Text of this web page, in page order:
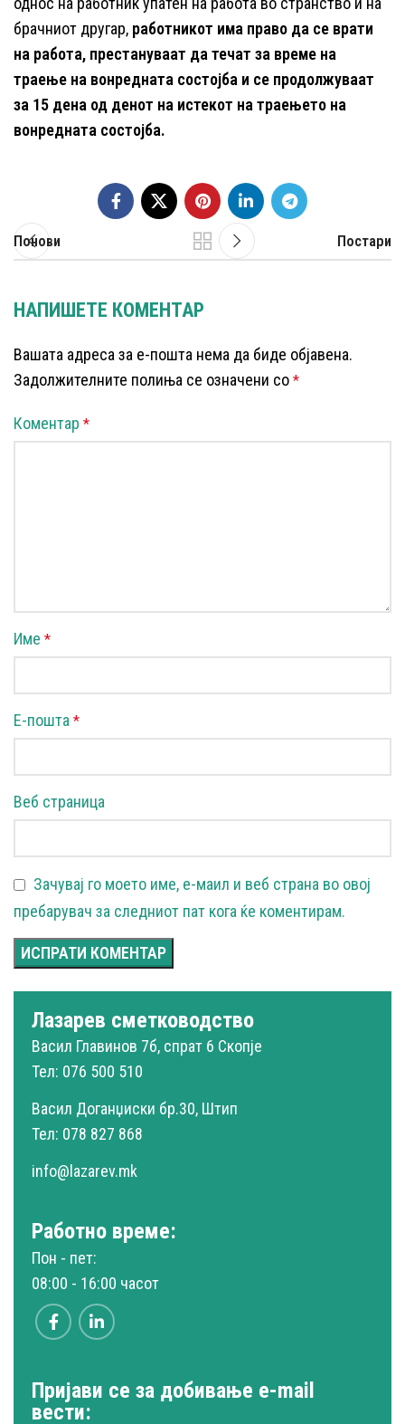
брачниот другар, работникот има право да се врати
на работа, престануваат да течат за време на
траење на вонредната состојба и се продолжуваат
за 15 дена од денот на истекот на траењето на
вонредната состојба.
Понови Постари
НАПИШЕТЕ КОМЕНТАР
Вашата адреса за е-пошта нема да биде објавена.
Задолжителните полиња се означени со *
Коментар *
Име *
Е-пошта *
Веб страница
Зачувај го моето име, е-маил и веб страна во овој
пребарувач за следниот пат кога ќе коментирам.
Лазарев сметководство
Васил Главинов 7б, спрат 6 Скопје
Тел: 076 500 510
Васил Доганџиски бр.30, Штип
Тел: 078 827 868
info@lazarev.mk
Работно време:
Пон - пет:
08:00 - 16:00 часот
Пријави се за добивање e-mail
вести: